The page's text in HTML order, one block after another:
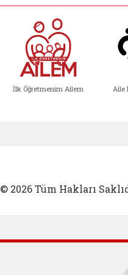
İlk Öğretmenim Ailem Aile
© 2026 Tüm Hakları